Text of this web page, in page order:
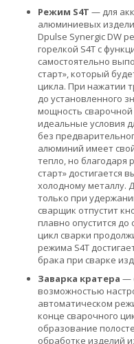
Режим S4T — для
алюминиевых
Dpulse Synergic DW
горелкой S4T с
самостоятельно
старт», который
цикла. При нажатии
до установленного
мощность сварочной
идеальные условия
без
алюминий имеет
тепло, но благодаря
старт» достигается
холодному металлу.
только при
сварщик отпустит
плавно опустится
цикл сварки
режима S4T
брака при сварке
Заварка кратера —
возможностью
автоматическом
конце сварочного
образование
обработке изделий